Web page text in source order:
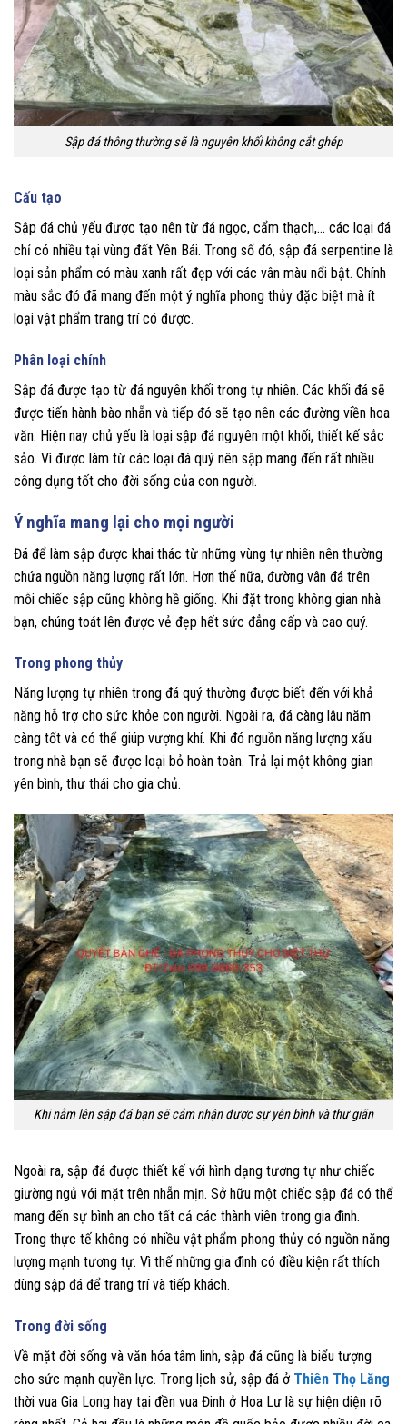
Sập đá thông thường sẽ là nguyên khối không cắt ghép
Cấu tạo
Sập đá chủ yếu được tạo nên từ đá ngọc, cẩm thạch,… các loại đá
chỉ có nhiều tại vùng đất Yên Bái. Trong số đó, sập đá serpentine là
loại sản phẩm có màu xanh rất đẹp với các vân màu nổi bật. Chính
màu sắc đó đã mang đến một ý nghĩa phong thủy đặc biệt mà ít
loại vật phẩm trang trí có được.
Phân loại chính
Sập đá được tạo từ đá nguyên khối trong tự nhiên. Các khối đá sẽ
được tiến hành bào nhẵn và tiếp đó sẽ tạo nên các đường viền hoa
văn. Hiện nay chủ yếu là loại sập đá nguyên một khối, thiết kế sắc
sảo. Vì được làm từ các loại đá quý nên sập mang đến rất nhiều
công dụng tốt cho đời sống của con người.
Ý nghĩa mang lại cho mọi người
Đá để làm sập được khai thác từ những vùng tự nhiên nên thường
chứa nguồn năng lượng rất lớn. Hơn thế nữa, đường vân đá trên
mỗi chiếc sập cũng không hề giống. Khi đặt trong không gian nhà
bạn, chúng toát lên được vẻ đẹp hết sức đẳng cấp và cao quý.
Trong phong thủy
Năng lượng tự nhiên trong đá quý thường được biết đến với khả
năng hỗ trợ cho sức khỏe con người. Ngoài ra, đá càng lâu năm
càng tốt và có thể giúp vượng khí. Khi đó nguồn năng lượng xấu
trong nhà bạn sẽ được loại bỏ hoàn toàn. Trả lại một không gian
yên bình, thư thái cho gia chủ.
Khi nằm lên sập đá bạn sẽ cảm nhận được sự yên bình và thư giãn
Ngoài ra, sập đá được thiết kế với hình dạng tương tự như chiếc
giường ngủ với mặt trên nhẵn mịn. Sở hữu một chiếc sập đá có thể
mang đến sự bình an cho tất cả các thành viên trong gia đình.
Trong thực tế không có nhiều vật phẩm phong thủy có nguồn năng
lượng mạnh tương tự. Vì thế những gia đình có điều kiện rất thích
dùng sập đá để trang trí và tiếp khách.
Trong đời sống
Về mặt đời sống và văn hóa tâm linh, sập đá cũng là biểu tượng
cho sức mạnh quyền lực. Trong lịch sử, sập đá ở Thiên Thọ Lăng
thời vua Gia Long hay tại đền vua Đinh ở Hoa Lư là sự hiện diện rõ